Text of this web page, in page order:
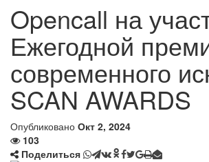
Opencall на
Ежегодной
современного
SCAN AWARDS
Опубликовано Окт 2, 2024
103
Поделиться